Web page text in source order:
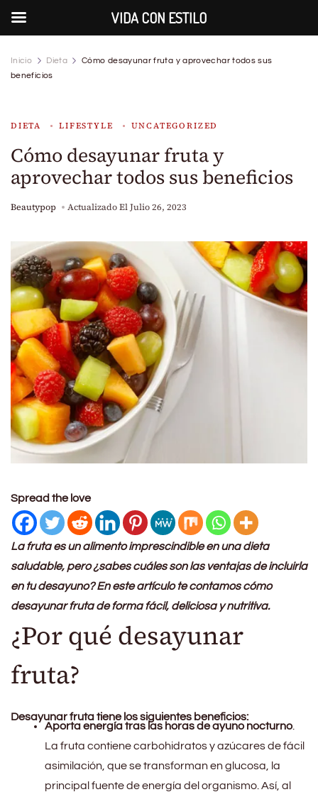
Inicio Dieta
Cómo desayunar fruta y aprovechar todos sus
beneficios
DIETA LIFESTYLE UNCATEGORIZED
Cómo desayunar fruta y
aprovechar todos sus beneficios
Beautypop Actualizado ElJulio 26, 2023
Spread the love
La fruta es un alimento imprescindible en una dieta
saludable, pero ¿sabes cuáles son las ventajas de incluirla
en tu desayuno? En este artículo te contamos cómo
desayunar fruta de forma fácil, deliciosa y nutritiva.
¿Por qué desayunar
fruta?
Desayunar fruta tiene los siguientes beneficios:
Aporta energía tras las horas de ayuno nocturno.
La fruta contiene carbohidratos y azúcares de fácil
asimilación, que se transforman en glucosa, la
principal fuente de energía del organismo. Así, al
VIDA CON ESTILO